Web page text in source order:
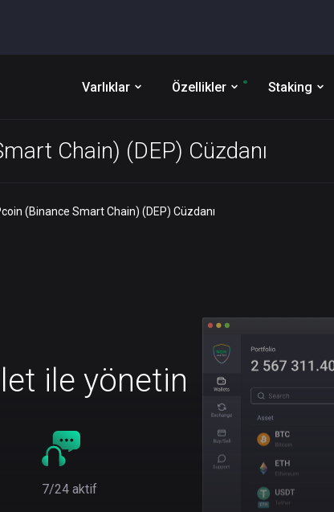
Varlıklar Özellikler Staking
Chain) (DEP) Cüzdanı
(Binance Smart Chain) (DEP) Cüzdanı
ile yönetin
7/24 aktif